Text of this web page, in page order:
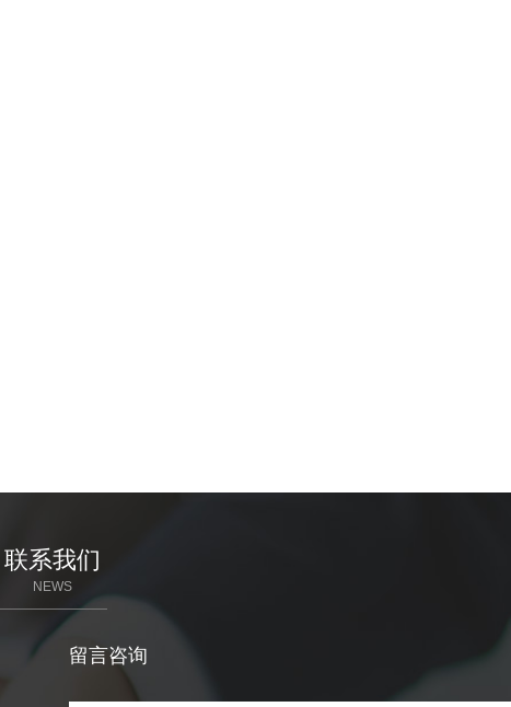
联系我们
NEWS
留言咨询